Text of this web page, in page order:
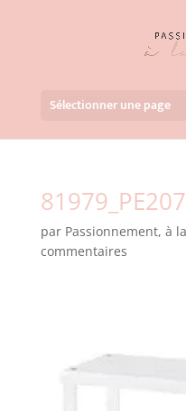
Sélectionner une page
par Passionnement, à
commentaires